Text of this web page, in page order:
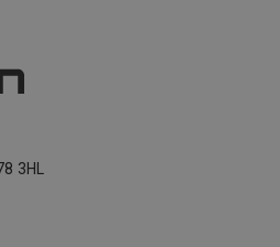
3HL